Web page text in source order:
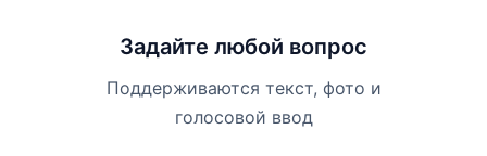
Задайте любой вопрос
Поддерживаются текст, фото и
голосовой ввод